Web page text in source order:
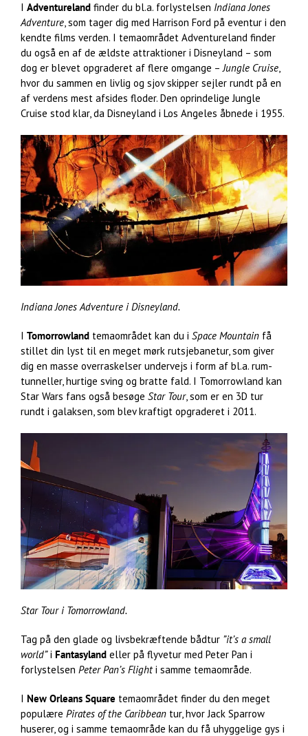
I Adventureland finder du bl.a. forlystelsen Indiana Jones
Adventure, som tager dig med Harrison Ford på eventur i den
kendte films verden. I temaområdet Adventureland finder
du også en af de ældste attraktioner i Disneyland – som
dog er blevet opgraderet af flere omgange –Jungle Cruise,
hvor du sammen en livlig og sjov skipper sejler rundt på en
af verdens mest afsides floder. Den oprindelige Jungle
Cruise stod klar, da Disneyland i Los Angeles åbnede i 1955.
Indiana Jones Adventure i Disneyland.
I Tomorrowland temaområdet kan du i Space Mountain få
stillet din lyst til en meget mørk rutsjebanetur, som giver
dig en masse overraskelser undervejs i form af bl.a. rum-
tunneller, hurtige sving og bratte fald. I Tomorrowland kan
Star Wars fans også besøge Star Tour, som er en 3D tur
rundt i galaksen, som blev kraftigt opgraderet i 2011.
Star Tour i Tomorrowland.
Tag på den glade og livsbekræftende bådtur ”it’s a small
world”i Fantasyland eller på flyvetur med Peter Pan i
forlystelsen Peter Pan’s Flighti samme temaområde.
I New Orleans Square temaområdet finder du den meget
populære Pirates of the Caribbean tur, hvor Jack Sparrow
huserer, og i samme temaområde kan du få uhyggelige gys i